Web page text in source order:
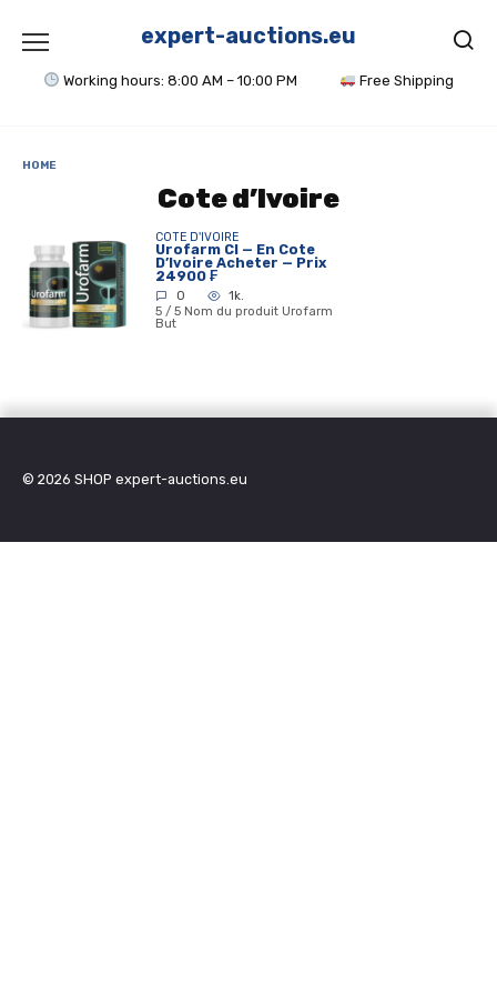
content
expert-auctions.eu
Working hours: 8:00 AM – 10:00 PM Free Shipping
HOME
Cote d’Ivoire
COTE D'IVOIRE
Urofarm CI — En Cote
D’Ivoire Acheter — Prix
24900 ₣
0
1k.
5 / 5 Nom du produit Urofarm
But
© 2026 SHOP expert-auctions.eu